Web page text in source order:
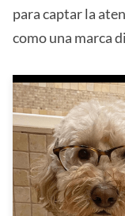
para captar la
como una marca